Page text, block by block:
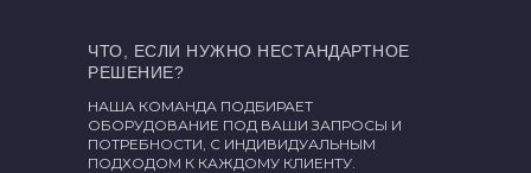
НАША КОМАНДА ПОДБИРАЕТ
ОБОРУДОВАНИЕ ПОД ВАШИ ЗАПРОСЫ И
ПОТРЕБНОСТИ, С ИНДИВИДУАЛЬНЫМ
ПОДХОДОМ К КАЖДОМУ КЛИЕНТУ.
ЧТО, ЕСЛИ НУЖНО НЕСТАНДАРТНОЕ
РЕШЕНИЕ?